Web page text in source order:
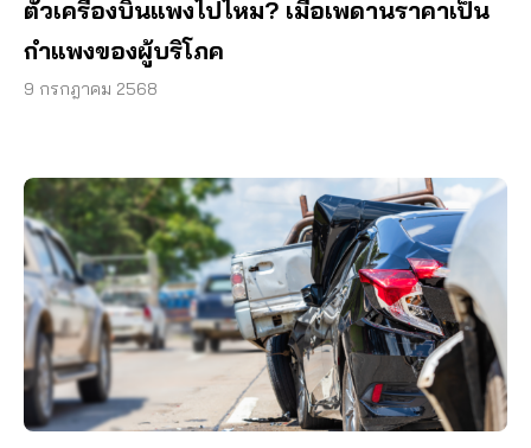
ตั๋วเครื่องบินแพงไปไหม? เมื่อเพดานราคาเป็น
กำแพงของผู้บริโภค
9 กรกฎาคม 2568